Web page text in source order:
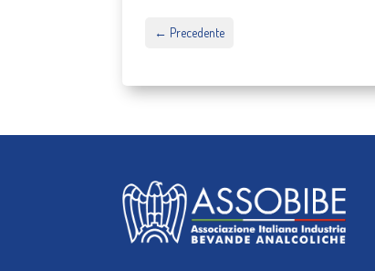
← Precedente